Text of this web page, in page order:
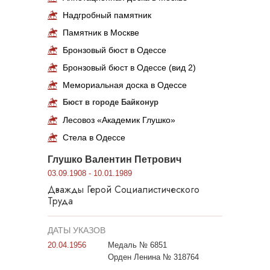
Надгробный памятник
Памятник в Москве
Бронзовый бюст в Одессе
Бронзовый бюст в Одессе (вид 2)
Мемориальная доска в Одессе
Бюст в городе Байконур
Лесовоз «Академик Глушко»
Стела в Одессе
Глушко Валентин Петрович
03.09.1908 - 10.01.1989
Дважды Герой Социалистического
Труда
ДАТЫ УКАЗОВ
20.04.1956
Медаль № 6851
Орден Ленина № 318764